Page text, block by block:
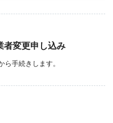
携帯:151
サイト
10:00 ～21:00
者変更申し込み
ら手続きします。